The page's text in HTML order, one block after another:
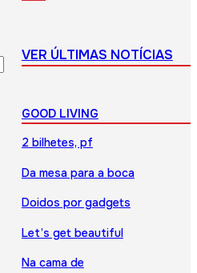
VER ÚLTIMAS NOTÍCIAS
GOOD LIVING
2 bilhetes, pf
Da mesa para a boca
Doidos por gadgets
Let’s get beautiful
Na cama de